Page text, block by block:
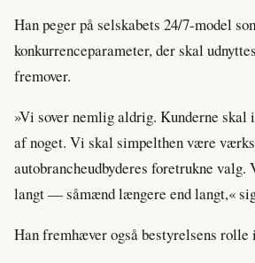
Han peger på selskabets 24/7-model
konkurrenceparameter, der skal
fremover.
»Vi sover nemlig aldrig. Kunderne
af noget. Vi skal simpelthen være
autobrancheudbyderes foretrukne
langt — såmænd længere end langt,«
Han fremhæver også bestyrelsens